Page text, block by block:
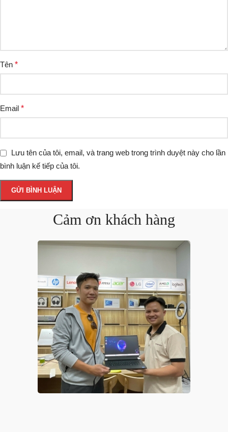
Tên *
Email *
Lưu tên của tôi, email, và trang web trong trình duyệt này cho lần
bình luận kế tiếp của tôi.
Cảm ơn khách hàng